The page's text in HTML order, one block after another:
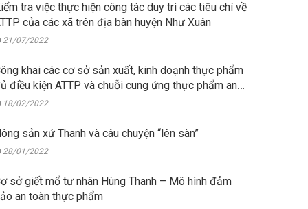
tra việc thực hiện công tác duy trì các tiêu chí về
của các xã trên địa bàn huyện Như Xuân
21/07/2022
khai các cơ sở sản xuất, kinh doạnh thực phẩm
điều kiện ATTP và chuỗi cung ứng thực phẩm an
18/02/2022
sản xứ Thanh và câu chuyện “lên sàn”
28/01/2022
sở giết mổ tư nhân Hùng Thanh – Mô hình đảm
an toàn thực phẩm